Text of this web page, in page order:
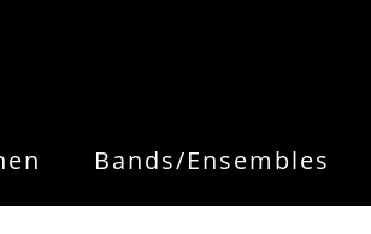
Bands/Ensembles